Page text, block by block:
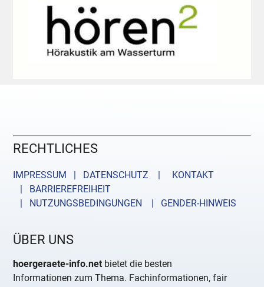
RECHTLICHES
IMPRESSUM | DATENSCHUTZ |
KONTAKT
| BARRIEREFREIHEIT
| NUTZUNGSBEDINGUNGEN
| GENDER-HINWEIS
ÜBER UNS
hoergeraete-info.net bietet die besten
Informationen zum Thema. Fachinformationen, fair